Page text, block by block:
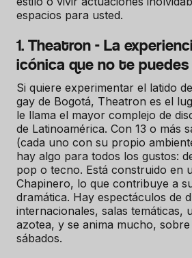
espacios para usted.
1. Theatron - La
icónica que no te
Si quiere experimentar el latido
gay de Bogotá, Theatron es el
le llama el mayor complejo de
de Latinoamérica. Con 13 o más
(cada uno con su propio
hay algo para todos los gustos:
pop o tecno. Está construido en
Chapinero, lo que contribuye a
dramática. Hay espectáculos de
internacionales, salas temáticas,
azotea, y se anima mucho,
sábados.